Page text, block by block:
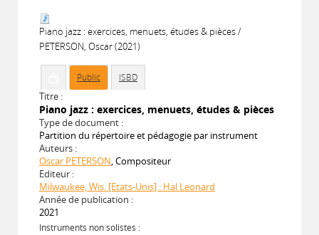
Piano jazz : exercices, menuets, études & pièces /
PETERSON, Oscar (2021)
Public ISBD
Titre :
Piano jazz : exercices, menuets, études & pièces
Type de document :
Partition du répertoire et pédagogie par instrument
Auteurs :
Oscar PETERSON, Compositeur
Editeur :
Milwaukee, Wis. [Etats-Unis] : Hal Leonard
Année de publication :
2021
Instruments non solistes :